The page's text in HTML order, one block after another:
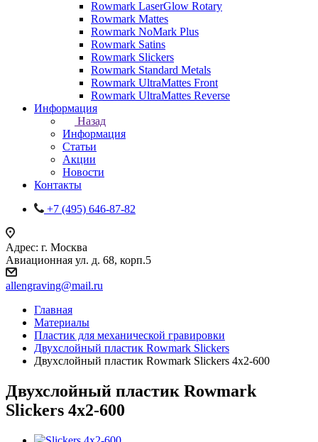
Rowmark LaserGlow Rotary
Rowmark Mattes
Rowmark NoMark Plus
Rowmark Satins
Rowmark Slickers
Rowmark Standard Metals
Rowmark UltraMattes Front
Rowmark UltraMattes Reverse
Информация
Назад
Информация
Статьи
Акции
Новости
Контакты
+7 (495) 646-87-82
Адрес: г. Москва
Авиационная ул. д. 68, корп.5
allengraving@mail.ru
Главная
Материалы
Пластик для механической гравировки
Двухслойный пластик Rowmark Slickers
Двухслойный пластик Rowmark Slickers 4x2-600
Двухслойный пластик Rowmark
Slickers 4x2-600